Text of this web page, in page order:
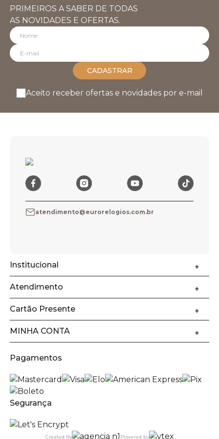
PRIMEIROS A SABER DE TODAS
AS NOVIDADES E OFERTAS.
CADASTRAR
Aceito receber ofertas e novidades por e-mail
atendimento@eurorelogios.com.br
Institucional
Atendimento
Cartão Presente
MINHA CONTA
Pagamentos
Segurança
Created By Powered by